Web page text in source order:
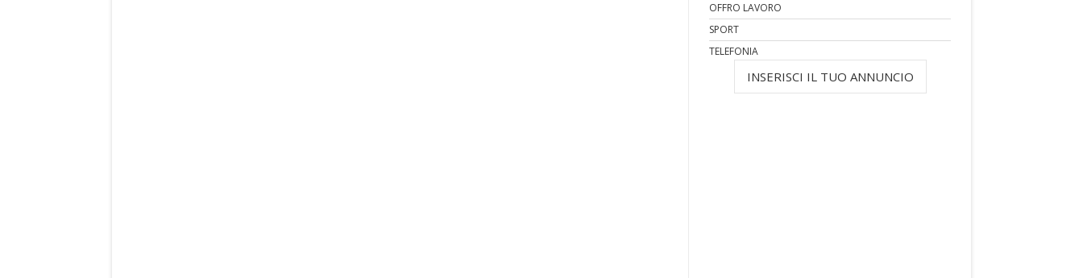
OFFRO LAVORO
SPORT
TELEFONIA
INSERISCI IL TUO ANNUNCIO